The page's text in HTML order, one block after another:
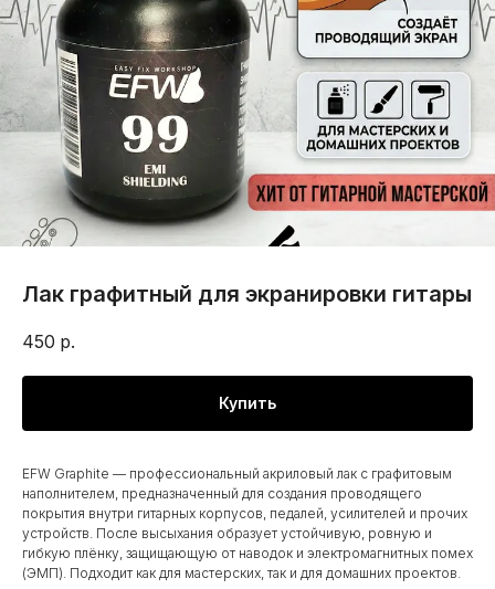
Лак графитный для экранировки гитары
450 р.
Купить
EFW Graphite — профессиональный акриловый лак с графитовым
наполнителем, предназначенный для создания проводящего
покрытия внутри гитарных корпусов, педалей, усилителей и прочих
устройств. После высыхания образует устойчивую, ровную и
гибкую плёнку, защищающую от наводок и электромагнитных помех
(ЭМП). Подходит как для мастерских, так и для домашних проектов.